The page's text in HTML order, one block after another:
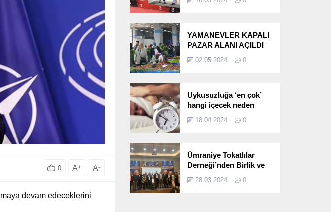
0 A+ A-
devam edeceklerini
YAMANEVLER KAPALI
PAZAR ALANI AÇILDI
02.05.2024 0
Uykusuzluğa ‘en çok’
hangi içecek neden
18.04.2024 0
Ümraniye Tokatlılar
Derneği’nden Birlik ve
Programı
28.03.2024 0